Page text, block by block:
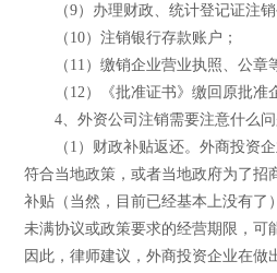
（9）办理财政、统计登记证注销
（10）注销银行存款账户；
（11）缴销企业营业执照、公章
（12）《批准证书》缴回原批准企
4、外资公司注销需要注意什么问
（1）财政补贴返还。外商投资企
符合当地政策，或者当地政府为了招
补贴（当然，目前已经基本上没有了
未满协议或政策要求的经营期限，可
因此，律师建议，外商投资企业在做